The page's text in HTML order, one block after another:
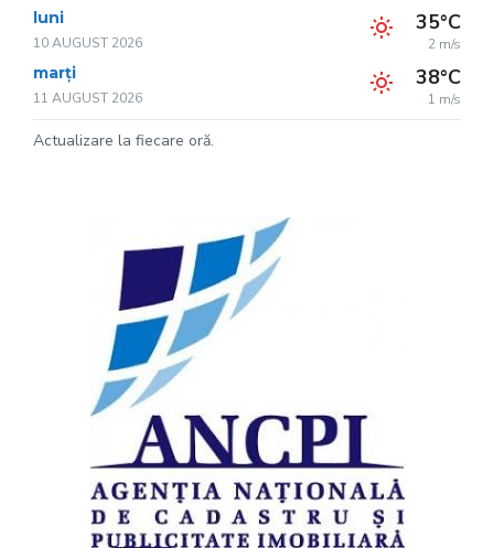
luni
10 AUGUST 2026
35°C
2 m/s
marți
11 AUGUST 2026
38°C
1 m/s
Actualizare la fiecare oră.